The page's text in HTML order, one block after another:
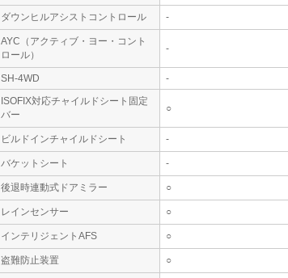
ダウンヒルアシストコントロール -
AYC（アクティブ・ヨー・コント
ロール）
-
SH-4WD
-
ISOFIX対応チャイルドシート固定
バー
○
ビルドインチャイルドシート -
バケットシート -
後退時連動式ドアミラー ○
レインセンサー ○
インテリジェントAFS ○
盗難防止装置 ○